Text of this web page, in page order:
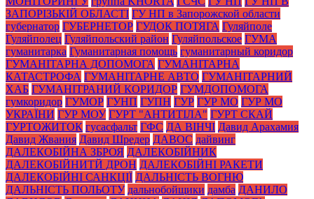
ЗАПОРІЗЬКІЙ ОБЛАСТІ ГУ НП в Запорожской области
губернатор ГУБЕРНЕТОР ГУДОК ПОТЯГА Гуляйполе
Гуляйполец Гуляйпольский район Гуляйпольское ГУМА
гуманитарка Гуманитарная помощь гуманитарный коридор
ГУМАНІТАРНА ДОПОМОГА ГУМАНІТАРНА
КАТАСТРОФА ГУМАНІТАРНЕ АВТО ГУМАНІТАРНИЙ
ХАБ ГУМАНІТРАНИЙ КОРИДОР ГУМДОПОМОГА
гумкоридор ГУМОР ГУНП ГУПН ГУР ГУР МО ГУР МО
УКРАЇНИ ГУР МОУ ГУРТ "АНТИТІЛА" ГУРТ СКАЙ
ГУРТОЖИТОК гусасфальт ГФС ДА ВІНЧІ Давид Арахамия
Давид Жвания Давид Шредер ДАВОС дайвинг
ДАЛЕКОБІЙНА ЗБРОЯ ДАЛЕКОБІЙНИК
ДАЛЕКОБІЙНИТЙ ДРОН ДАЛЕКОБІЙНІ РАКЕТИ
ДАЛЕКОБІЙНІ САНКЦІЇ ДАЛЬНІСТЬ ВОГНЮ
ДАЛЬНІСТЬ ПОЛЬОТУ дальнобойщики дамба ДАНИЛО